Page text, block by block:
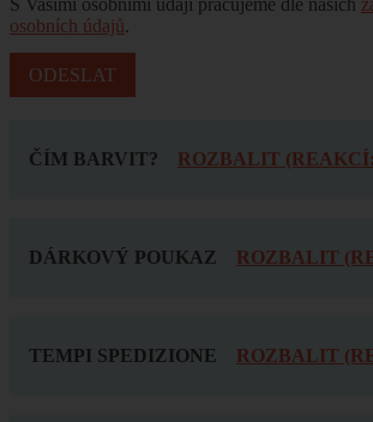
S Vašimi osobními údaji pracujeme dle našich
osobních údajů.
ČÍM BARVIT? ROZBALIT
DÁRKOVÝ POUKAZ ROZBALIT
TEMPI SPEDIZIONE ROZBALIT